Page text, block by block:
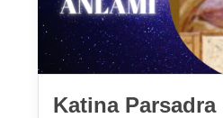
Katina Parsadra